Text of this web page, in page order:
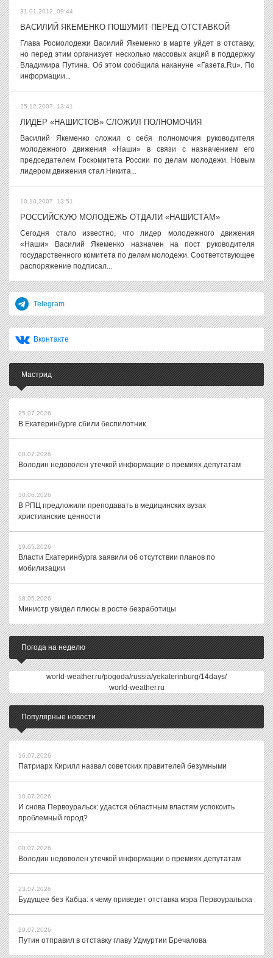
31.01.2012, 09:44
ВАСИЛИЙ ЯКЕМЕНКО ПОШУМИТ ПЕРЕД ОТСТАВКОЙ
Глава Росмолодежи Василий Якеменко в марте уйдет в отставку,
но перед этим организует несколько массовых акций в поддержку
Владимира Путина. Об этом сообщила накануне «Газета.Ru». По
информации...
25.12.2007, 13:41
ЛИДЕР «НАШИСТОВ» СЛОЖИЛ ПОЛНОМОЧИЯ
Василий Якеменко сложил с себя полномочия руководителя
молодежного движения «Наши» в связи с назначением его
председателем Госкомитета России по делам молодежи. Новым
лидером движения стал Никита...
10.10.2007, 13:51
РОССИЙСКУЮ МОЛОДЕЖЬ ОТДАЛИ «НАШИСТАМ»
Сегодня стало известно, что лидер молодежного движения
«Наши» Василий Якеменко назначен на пост руководителя
государственного комитета по делам молодежи. Соответствующее
распоряжение подписал...
Telegram
Вконтакте
Мастрид
25.07.2026
В Екатеринбурге сбили беспилотник
08.07.2026
Володин недоволен утечкой информации о премиях депутатам
30.06.2026
В РПЦ предложили преподавать в медицинских вузах
христианские ценности
19.05.2026
Власти Екатеринбурга заявили об отсутствии планов по
мобилизации
18.05.2026
Министр увидел плюсы в росте безработицы
Погода на неделю
world-weather.ru/pogoda/russia/yekaterinburg/14days/
world-weather.ru
Популярные новости
16.07.2026
Патриарх Кирилл назвал советских правителей безумными
10.07.2026
И снова Первоуральск: удастся областным властям успокоить
проблемный город?
08.07.2026
Володин недоволен утечкой информации о премиях депутатам
23.07.2026
Будущее без Кабца: к чему приведет отставка мэра Первоуральска
29.07.2026
Путин отправил в отставку главу Удмуртии Бречалова